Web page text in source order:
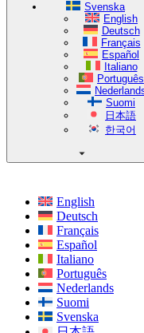
Svenska
English
Deutsch
Français
Español
Italiano
Português
Suomi
日本語
한국어
English
Deutsch
Français
Español
Italiano
Português
Nederlands
Suomi
Svenska